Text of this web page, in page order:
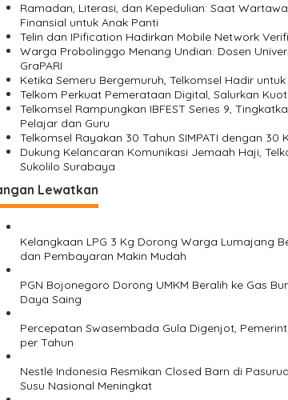
Ramadan, Literasi, dan Kepedulian: Saat
Finansial untuk Anak Panti
Telin dan IPification Hadirkan Mobile Network
Warga Probolinggo Menang Undian: Dosen
GraPARI
Ketika Semeru Bergemuruh, Telkomsel Hadir
Telkom Perkuat Pemerataan Digital, Salurkan
Telkomsel Rampungkan IBFEST Series 9,
Pelajar dan Guru
Telkomsel Rayakan 30 Tahun SIMPATI dengan 30
Dukung Kelancaran Komunikasi Jemaah Haji,
Sukolilo Surabaya
Lewatkan
Kelangkaan LPG 3 Kg Dorong Warga Lumajang
dan Pembayaran Makin Mudah
PGN Bojonegoro Dorong UMKM Beralih ke Gas
Daya Saing
Percepatan Swasembada Gula Digenjot,
per Tahun
Nestlé Indonesia Resmikan Closed Barn di
Susu Nasional Meningkat